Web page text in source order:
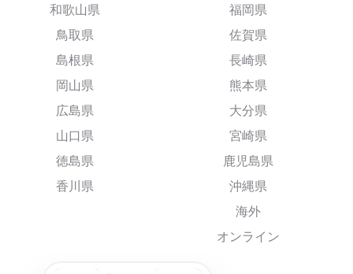
和歌山県
鳥取県
島根県
岡山県
広島県
山口県
徳島県
香川県
福岡県
佐賀県
長崎県
熊本県
大分県
宮崎県
鹿児島県
沖縄県
海外
オンライン